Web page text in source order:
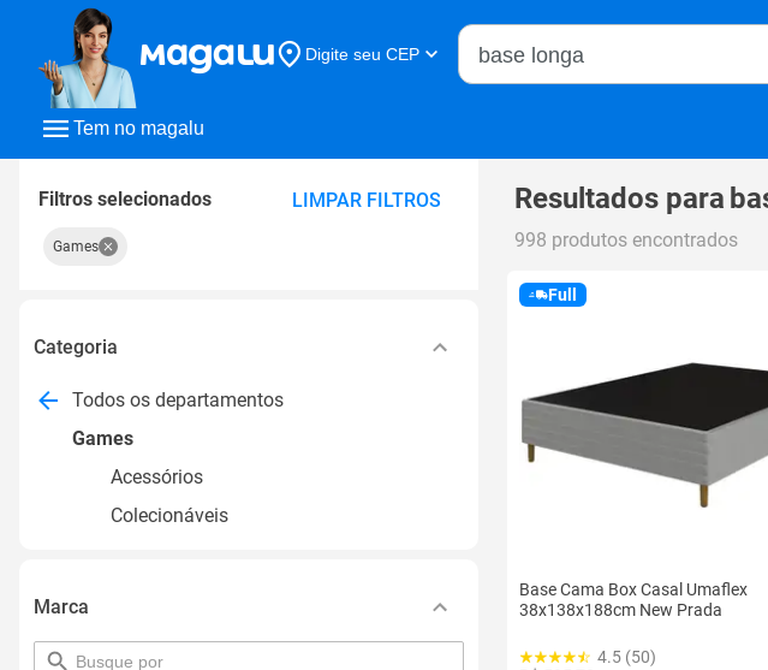
Tem no magalu
Digite seu CEP
Buscar no Magalu
Filtros selecionados LIMPAR FILTROS
Games
Categoria
Todos os departamentos
Games
Acessórios
Colecionáveis
Marca
pesquisar
Resultados para
998 produtos encontrados
Full
Base Cama Box Casal Umaflex
38x138x188cm New Prada
4.5 (50)